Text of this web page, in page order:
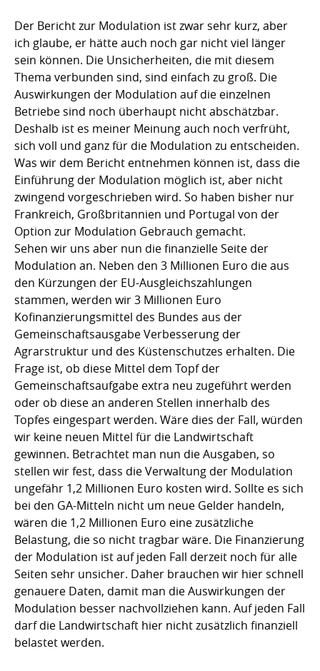
Der Bericht zur Modulation ist zwar sehr kurz, aber
ich glaube, er hätte auch noch gar nicht viel länger
sein können. Die Unsicherheiten, die mit diesem
Thema verbunden sind, sind einfach zu groß. Die
Auswirkungen der Modulation auf die einzelnen
Betriebe sind noch überhaupt nicht abschätzbar.
Deshalb ist es meiner Meinung auch noch verfrüht,
sich voll und ganz für die Modulation zu entscheiden.
Was wir dem Bericht entnehmen können ist, dass die
Einführung der Modulation möglich ist, aber nicht
zwingend vorgeschrieben wird. So haben bisher nur
Frankreich, Großbritannien und Portugal von der
Option zur Modulation Gebrauch gemacht.
Sehen wir uns aber nun die finanzielle Seite der
Modulation an. Neben den 3 Millionen Euro die aus
den Kürzungen der EU-Ausgleichszahlungen
stammen, werden wir 3 Millionen Euro
Kofinanzierungsmittel des Bundes aus der
Gemeinschaftsausgabe Verbesserung der
Agrarstruktur und des Küstenschutzes erhalten. Die
Frage ist, ob diese Mittel dem Topf der
Gemeinschaftsaufgabe extra neu zugeführt werden
oder ob diese an anderen Stellen innerhalb des
Topfes eingespart werden. Wäre dies der Fall, würden
wir keine neuen Mittel für die Landwirtschaft
gewinnen. Betrachtet man nun die Ausgaben, so
stellen wir fest, dass die Verwaltung der Modulation
ungefähr 1,2 Millionen Euro kosten wird. Sollte es sich
bei den GA-Mitteln nicht um neue Gelder handeln,
wären die 1,2 Millionen Euro eine zusätzliche
Belastung, die so nicht tragbar wäre. Die Finanzierung
der Modulation ist auf jeden Fall derzeit noch für alle
Seiten sehr unsicher. Daher brauchen wir hier schnell
genauere Daten, damit man die Auswirkungen der
Modulation besser nachvollziehen kann. Auf jeden Fall
darf die Landwirtschaft hier nicht zusätzlich finanziell
belastet werden.